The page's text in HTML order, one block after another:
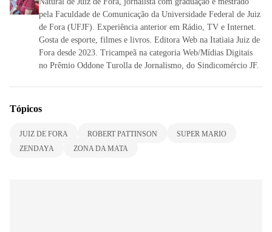
pela Faculdade de Comunicação da Universidade Federal de Juiz
de Fora (UFJF). Experiência anterior em Rádio, TV e Internet.
Gosta de esporte, filmes e livros. Editora Web na Itatiaia Juiz de
Fora desde 2023. Tricampeã na categoria Web/Mídias Digitais
no Prêmio Oddone Turolla de Jornalismo, do Sindicomércio JF.
Tópicos
JUIZ DE FORA ROBERT PATTINSON
SUPER MARIO
ZENDAYA
ZONA DA MATA